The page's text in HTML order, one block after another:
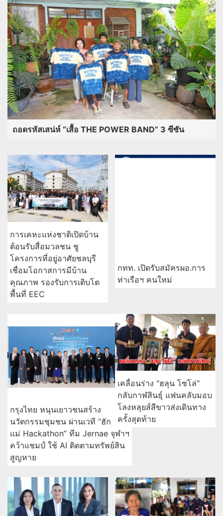
ถอดรหัสเสน่ห์ “เสื้อ THE POWER BAND” 3 ซีซัน
การเคหะแห่งชาติเปิดบ้าน
ต้อนรับสื่อมวลชน ชู
โครงการที่อยู่อาศัยชลบุรี
เชื่อมโอกาสการมีบ้าน
คุณภาพ รองรับการเติบโต
พื้นที่ EEC
กทท. เปิดรับสมัครผอ.การ
ท่าเรือฯ คนใหม่
กรุงไทย หนุนเยาวชนสร้าง
นวัตกรรมชุมชน ผ่านเวที “ฮัก
แม่ Hackathon” ทีม Jernae จุฬาฯ
คว้าแชมป์ ใช้ AI ติดตามทรัพย์สิน
สูญหาย
เคลื่อนร่าง "ฮลุน โซโล่"
กลับกาฬสินธุ์ แฟนคลับมอบ
โลงหลุยส์สีขาวส่งเดินทาง
ครั้งสุดท้าย